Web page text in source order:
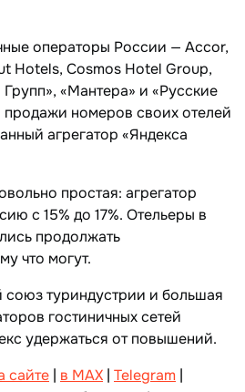
операторы России — Accor,
Hotels, Cosmos Hotel Group,
«Мантера» и «Русские
номеров своих отелей
агрегатор «Яндекса
простая: агрегатор
с 15% до 17%. Отельеры в
продолжать
что могут.
туриндустрии и большая
гостиничных сетей
удержаться от повышений.
сайте | в MAX | Telegram |